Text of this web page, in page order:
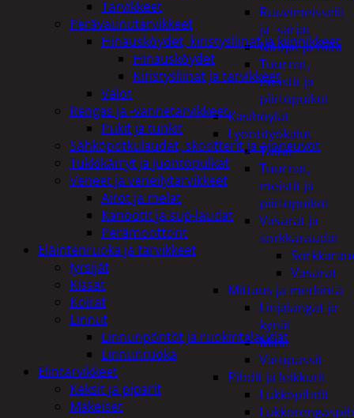
Ruuvimeisselit
ja -sarjat
Nitojat ja niitit
Tuurnat,
meistit ja
piirtopuikot
Käsihöylät
Lyöntityökalut
Taltat
Tuurnat,
meistit ja
piirtopuikot
Vasarat ja
sorkkaraudat
Vasarat
Mittaus ja merkintä
Linjalangat ja
kynät
Mitat
Vatupassit
Pihdit ja leikkurit
Lukkopihdit
Tarvikkeet
Perävaunutarvikkeet
Hinausköydet, kiristysliinat ja kiinnikkeet
Hinausköydet
Kiristysliinat ja tarvikkeet
Valot
Rengas ja -vannetarvikkeet
Pukit ja tunkit
Sähköpotkulaudat, skootterit ja ajoneuvot
Tukkikärryt ja juontopulkat
Veneet ja veneilytarvikkeet
Airot ja melat
Kanootit ja sup-laudat
Perämoottorit
Eläintenruoka ja tarvikkeet
Jyrsijät
Kissat
Koirat
Linnut
Linnunpöntöt ja ruokintalaudat
Linnunruoka
Elintarvikkeet
Keksit ja piparit
Makeiset